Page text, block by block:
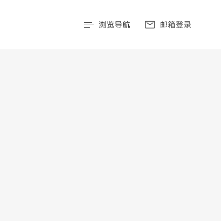
浏览导航 邮箱登录